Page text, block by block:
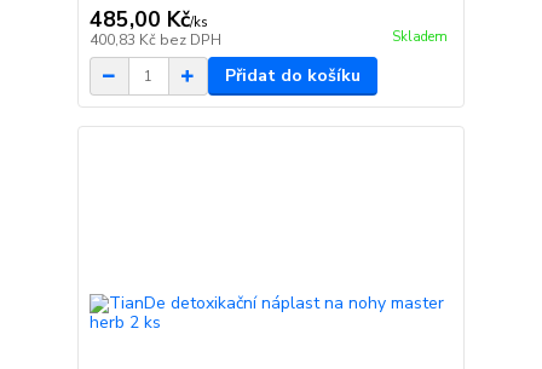
485,00 Kč/ks
400,83 Kč bez DPH Skladem
Přidat do košíku